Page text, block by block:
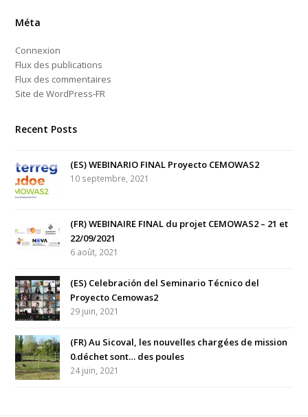
Méta
Connexion
Flux des publications
Flux des commentaires
Site de WordPress-FR
Recent Posts
(ES) WEBINARIO FINAL Proyecto CEMOWAS2
10 septembre, 2021
(FR) WEBINAIRE FINAL du projet CEMOWAS2 – 21 et
22/09/2021
6 août, 2021
(ES) Celebración del Seminario Técnico del
Proyecto Cemowas2
29 juin, 2021
(FR) Au Sicoval, les nouvelles chargées de mission
0.déchet sont… des poules
24 juin, 2021